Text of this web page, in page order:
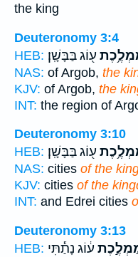
the king
Deuteronomy 3:4
HEB: ע֖וֹג בַּבָּשָֽׁן׃
NAS: of Argob, the
KJV: of Argob, the
INT: the region of
Deuteronomy 3:10
HEB: ע֖וֹג בַּבָּשָֽׁן׃
NAS: cities of the
KJV: cities of the
INT: and Edrei cities
Deuteronomy 3:13
HEB: ע֔וֹג נָתַ֕תִּי